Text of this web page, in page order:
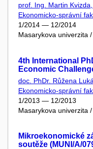
prof. Ing. Martin Kvizda,
Ekonomicko-správní
1/2014 — 12/2014
Masarykova univerzita
4th International
Economic
doc. PhDr. Růžena
Ekonomicko-správní
1/2013 — 12/2013
Masarykova univerzita
Mikroekonomické
soutěže (MUNI/A/